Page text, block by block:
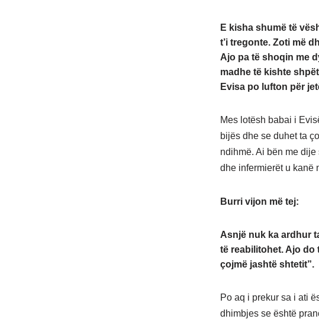
E kisha shumë të
t’i tregonte. Zoti më
Ajo pa të shoqin me
madhe të kishte
Evisa po lufton për
Mes lotësh babai i
bijës dhe se duhet ta
ndihmë. Ai bën me
dhe infermierët u kanë
Burri vijon më tej:
Asnjë nuk ka ardhur
të reabilitohet. Ajo do
çojmë jashtë shtetit”.
Po aq i prekur sa i ati
dhimbjes se është